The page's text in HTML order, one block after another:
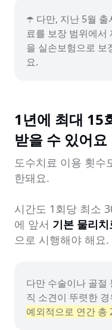
☂️ 다만, 지난 5월 출
료를 보장 범위에서
을 실손보험으로 보
요.
1년에 최대 15
받을 수 있어요
도수치료 이용 횟수
한돼요.
시간도 1회당 최소
에 앞서 기본 물리치
으로 시행해야 해요.
다만 수술이나 골절
직 소견이 뚜렷한
예외적으로 연간 총